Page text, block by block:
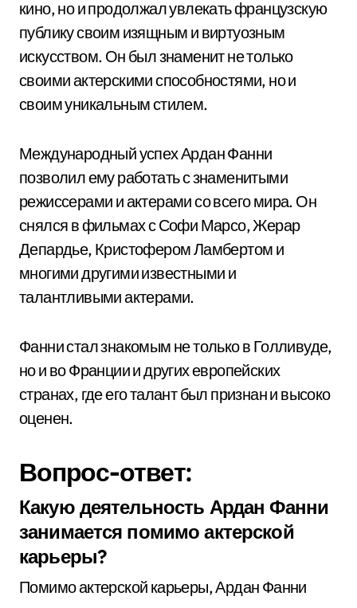
кино, но и продолжал увлекать французскую
публику своим изящным и виртуозным
искусством. Он был знаменит не только
своими актерскими способностями, но и
своим уникальным стилем.
Международный успех Ардан Фанни
позволил ему работать с знаменитыми
режиссерами и актерами со всего мира. Он
снялся в фильмах с Софи Марсо, Жерар
Депардье, Кристофером Ламбертом и
многими другими известными и
талантливыми актерами.
Фанни стал знакомым не только в Голливуде,
но и во Франции и других европейских
странах, где его талант был признан и высоко
оценен.
Вопрос-ответ:
Какую деятельность Ардан Фанни
занимается помимо актерской
карьеры?
Помимо актерской карьеры, Ардан Фанни